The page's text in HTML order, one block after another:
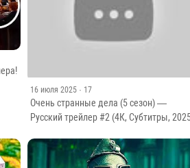
16 июля 2025 · 17
Очень странные дела (5 сезон) —
Русский трейлер #2 (4К, Субтитры, 2025)